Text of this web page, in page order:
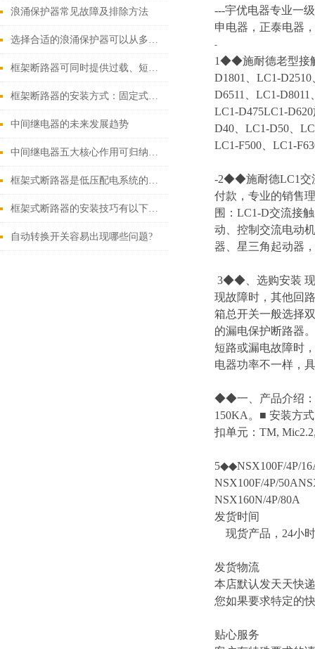
浪涌保护器常见故障及排除方法
选择合适的浪涌保护器可以从多个角度探讨
框架断路器可同时提供过载、短路、漏电保护功能
框架断路器的安装方式：固定式，插入式，抽出式
中间继电器的未来发展趋势
中间继电器五大核心作用可归纳如下
框架式断路器是低压配电系统的核心保护设备
框架式断路器的安装技巧有以下这些
自动转换开关容易出现哪些问题?
---宇优电器专业一
申电器，正泰电器
-
1◆◆施耐德老型接
D1801、LC1-
D6511、LC1-
LC1-D475LC1-
D40、LC1-D50、
LC1-F500、LC1-
-2◆◆施耐德LC1交
付款，专业的销售
围：LC1-D交流接
动、控制交流电动
器、星三角起动器
3◆◆、选购安装 现
现故障时，其他回
箱总开关一般选择
的漏电保护断路器
短路或漏电故障时
电器功率不一样，
◆◆一、产品介绍：
150KA。■ 安装方
扣单元：TM,
5◆◆NSX100F/4P/
NSX100F/4P/
NSX160N/4P/80A
发货时间
现货产品，24小
发货物流
本店默认发天天快
您如果要求特定的
贴心服务